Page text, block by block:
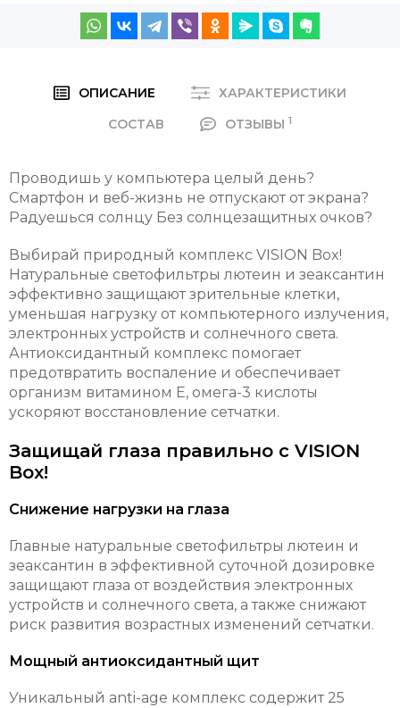
ОПИСАНИЕ
ХАРАКТЕРИСТИКИ
СОСТАВ
ОТЗЫВЫ 1
Проводишь у компьютера целый день?
Смартфон и веб-жизнь не отпускают от экрана?
Радуешься солнцу Без солнцезащитных очков?
Выбирай природный комплекс VISION Box!
Натуральные светофильтры лютеин и зеаксантин
эффективно защищают зрительные клетки,
уменьшая нагрузку от компьютерного излучения,
электронных устройств и солнечного света.
Антиоксидантный комплекс помогает
предотвратить воспаление и обеспечивает
организм витамином Е, омега-3 кислоты
ускоряют восстановление сетчатки.
Защищай глаза правильно с VISION
Box!
Снижение нагрузки на глаза
Главные натуральные светофильтры лютеин и
зеаксантин в эффективной суточной дозировке
защищают глаза от воздействия электронных
устройств и солнечного света, а также снижают
риск развития возрастных изменений сетчатки.
Мощный антиоксидантный щит
Уникальный anti-age комплекс содержит 25